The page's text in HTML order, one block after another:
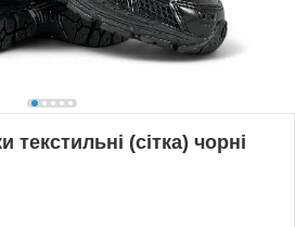
текстильні (сітка) чорні